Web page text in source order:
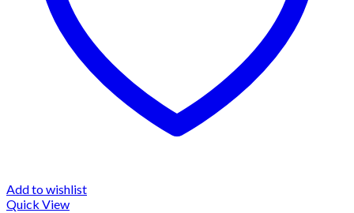
Add to wishlist
Quick View